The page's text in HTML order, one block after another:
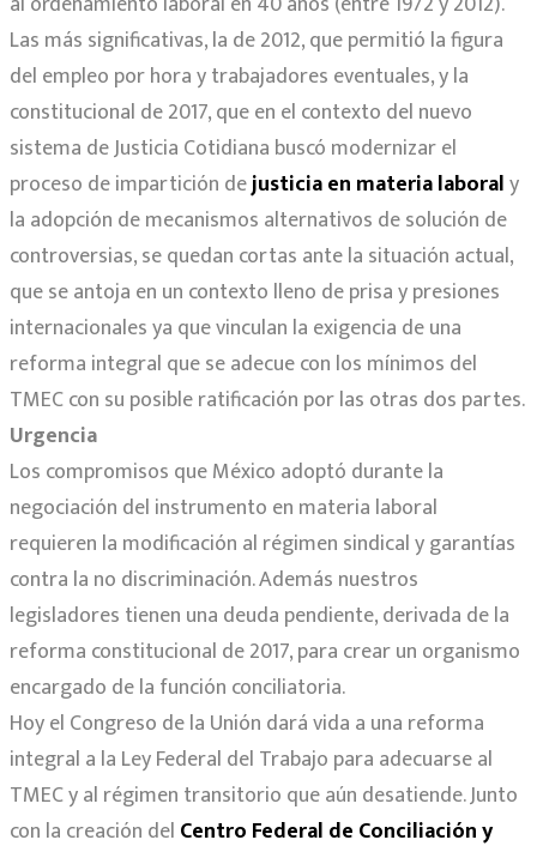
Las más significativas, la de 2012, que permitió la figura
del empleo por hora y trabajadores eventuales, y la
constitucional de 2017, que en el contexto del nuevo
sistema de Justicia Cotidiana buscó modernizar el
proceso de impartición dejusticia en materia laboraly
la adopción de mecanismos alternativos de solución de
controversias, se quedan cortas ante la situación actual,
que se antoja en un contexto lleno de prisa y presiones
internacionales ya que vinculan la exigencia de una
reforma integral que se adecue con los mínimos del
TMEC con su posible ratificación por las otras dos partes.
Urgencia
Los compromisos que México adoptó durante la
negociación del instrumento en materia laboral
requieren la modificación al régimen sindical y garantías
contra la no discriminación. Además nuestros
legisladores tienen una deuda pendiente, derivada de la
reforma constitucional de 2017, para crear un organismo
encargado de la función conciliatoria.
Hoy el Congreso de la Unión dará vida a una reforma
integral a la Ley Federal del Trabajo para adecuarse al
TMEC y al régimen transitorio que aún desatiende. Junto
con la creación del Centro Federal de Conciliación y